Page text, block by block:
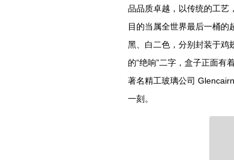
品品质卓越，以传统的工艺
目的当属全世界最后一桶的
黑、白二色，分别封装于鸡
的“绝响”二字，盒子正面有
著名精工玻璃公司
一刻。